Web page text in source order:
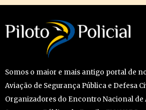
Somos o maior e mais antigo portal de
Aviação de Segurança Pública e Defesa
Organizadores do Encontro Nacional de